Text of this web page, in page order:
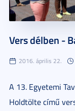
Vers délben -
2016. április 22.
A 13. Egyetemi
Holdtölte című